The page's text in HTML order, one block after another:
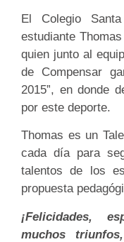
El Colegio
estudiante
quien junto al
de Compensar
2015”, en donde
por este deporte.
Thomas es un
cada día para
talentos de los
propuesta
¡Felicidades,
muchos